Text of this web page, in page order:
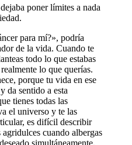
poner límites a nada
para mí?», podría
de la vida. Cuando te
todo lo que estabas
lo que querías.
porque tu vida en ese
da sentido a esta
tienes todas las
el universo y te las
es difícil describir
cuando albergas